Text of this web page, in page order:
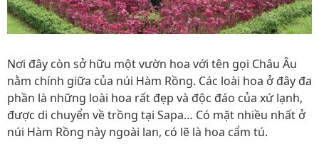
Nơi đây còn sở hữu một vườn hoa với tên gọi Châu Âu
nằm chính giữa của núi Hàm Rồng. Các loài hoa ở đây đa
phần là những loài hoa rất đẹp và độc đáo của xứ lạnh,
được di chuyển về trồng tại Sapa… Có mặt nhiều nhất ở
núi Hàm Rồng này ngoài lan, có lẽ là hoa cẩm tú.